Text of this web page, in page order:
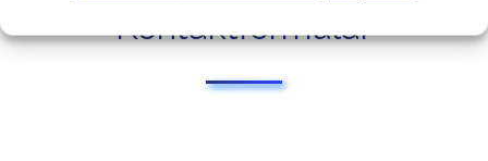
Kontaktformular